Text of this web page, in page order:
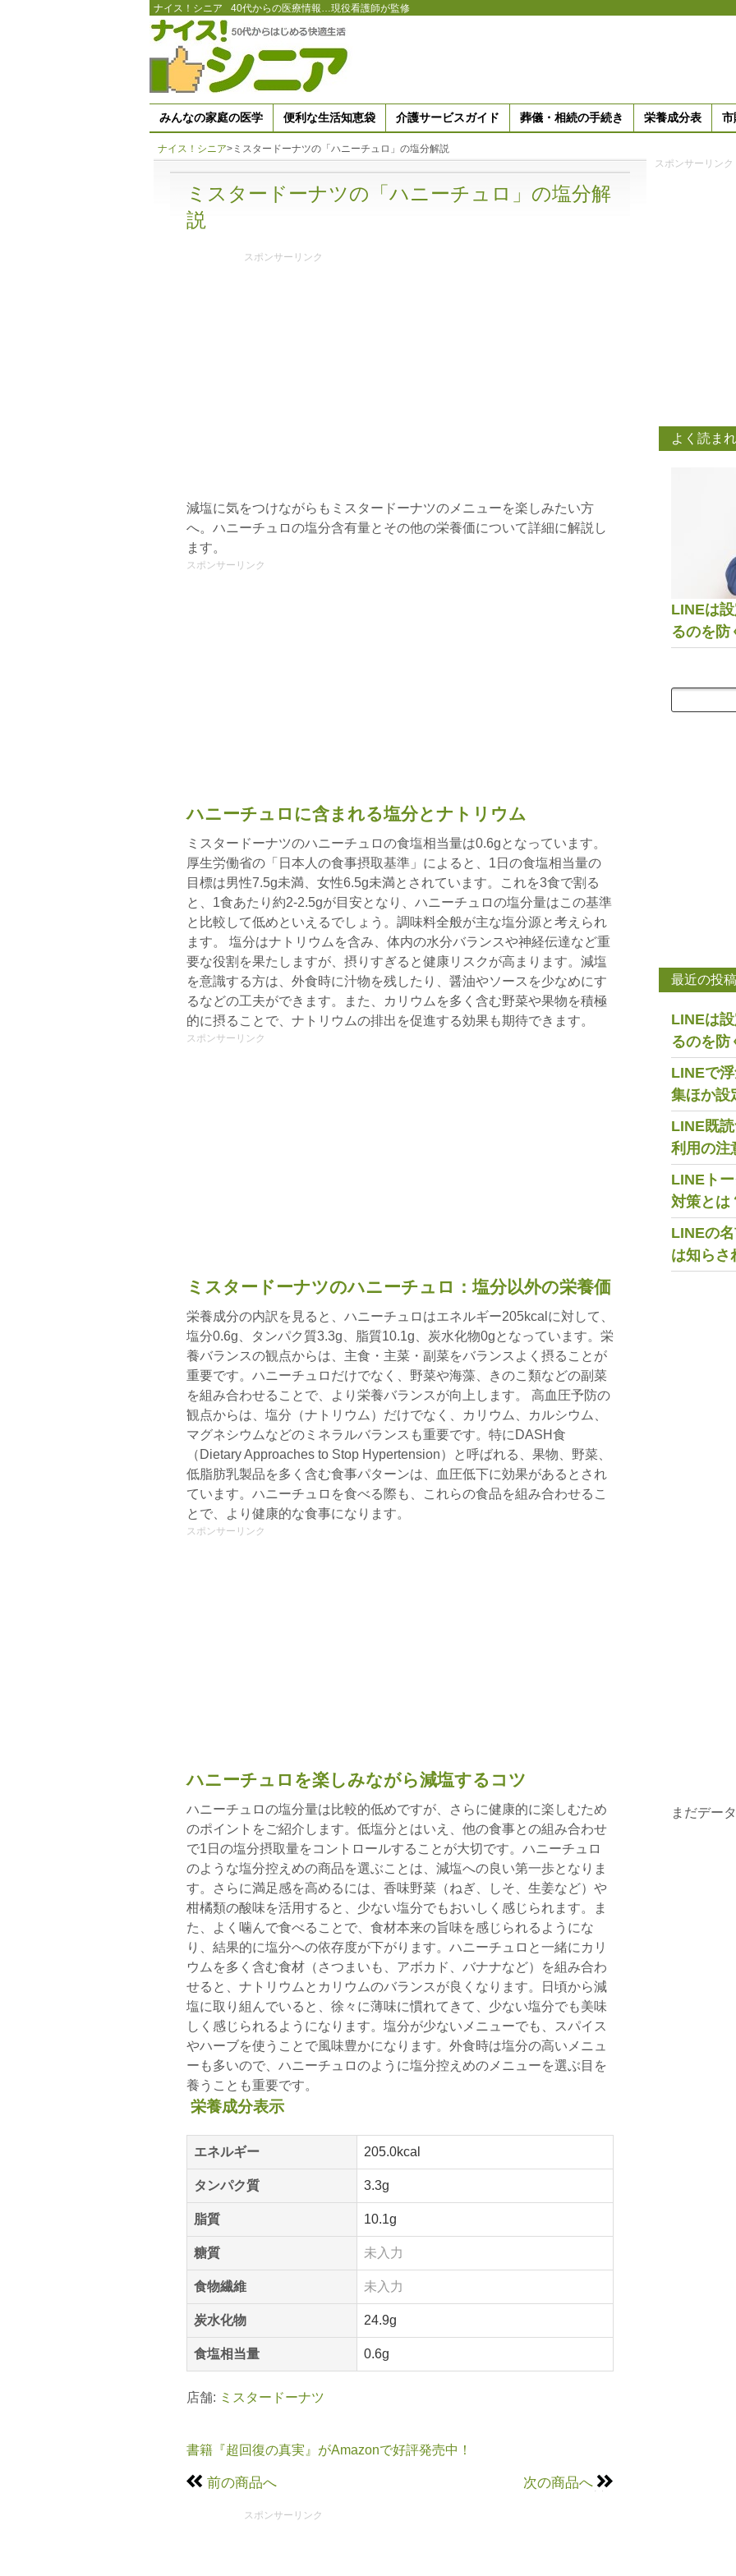
ナイス！シニア 40代からの医療情報…現役看護師が監修
みんなの家庭の医学 便利な生活知恵袋 介護サービスガイド 葬儀・相続の手続き 栄養成分表 市
ナイス！シニア> ミスタードーナツの「ハニーチュロ」の塩分解説
ミスタードーナツの「ハニーチュロ」の塩分解
説
スポンサーリンク
減塩に気をつけながらもミスタードーナツのメニューを楽しみたい方
へ。ハニーチュロの塩分含有量とその他の栄養価について詳細に解説し
ます。
スポンサーリンク
ハニーチュロに含まれる塩分とナトリウム
ミスタードーナツのハニーチュロの食塩相当量は0.6gとなっています。
厚生労働省の「日本人の食事摂取基準」によると、1日の食塩相当量の
目標は男性7.5g未満、女性6.5g未満とされています。これを3食で割る
と、1食あたり約2-2.5gが目安となり、ハニーチュロの塩分量はこの基準
と比較して低めといえるでしょう。調味料全般が主な塩分源と考えられ
ます。 塩分はナトリウムを含み、体内の水分バランスや神経伝達など重
要な役割を果たしますが、摂りすぎると健康リスクが高まります。減塩
を意識する方は、外食時に汁物を残したり、醤油やソースを少なめにす
るなどの工夫ができます。また、カリウムを多く含む野菜や果物を積極
的に摂ることで、ナトリウムの排出を促進する効果も期待できます。
スポンサーリンク
ミスタードーナツのハニーチュロ：塩分以外の栄養価
栄養成分の内訳を見ると、ハニーチュロはエネルギー205kcalに対して、
塩分0.6g、タンパク質3.3g、脂質10.1g、炭水化物0gとなっています。栄
養バランスの観点からは、主食・主菜・副菜をバランスよく摂ることが
重要です。ハニーチュロだけでなく、野菜や海藻、きのこ類などの副菜
を組み合わせることで、より栄養バランスが向上します。 高血圧予防の
観点からは、塩分（ナトリウム）だけでなく、カリウム、カルシウム、
マグネシウムなどのミネラルバランスも重要です。特にDASH食
（Dietary Approaches to Stop Hypertension）と呼ばれる、果物、野菜、
低脂肪乳製品を多く含む食事パターンは、血圧低下に効果があるとされ
ています。ハニーチュロを食べる際も、これらの食品を組み合わせるこ
とで、より健康的な食事になります。
スポンサーリンク
ハニーチュロを楽しみながら減塩するコツ
ハニーチュロの塩分量は比較的低めですが、さらに健康的に楽しむため
のポイントをご紹介します。低塩分とはいえ、他の食事との組み合わせ
で1日の塩分摂取量をコントロールすることが大切です。ハニーチュロ
のような塩分控えめの商品を選ぶことは、減塩への良い第一歩となりま
す。さらに満足感を高めるには、香味野菜（ねぎ、しそ、生姜など）や
柑橘類の酸味を活用すると、少ない塩分でもおいしく感じられます。ま
た、よく噛んで食べることで、食材本来の旨味を感じられるようにな
り、結果的に塩分への依存度が下がります。ハニーチュロと一緒にカリ
ウムを多く含む食材（さつまいも、アボカド、バナナなど）を組み合わ
せると、ナトリウムとカリウムのバランスが良くなります。日頃から減
塩に取り組んでいると、徐々に薄味に慣れてきて、少ない塩分でも美味
しく感じられるようになります。塩分が少ないメニューでも、スパイス
やハーブを使うことで風味豊かになります。外食時は塩分の高いメニュ
ーも多いので、ハニーチュロのように塩分控えめのメニューを選ぶ目を
養うことも重要です。
栄養成分表示
エネルギー 205.0kcal
タンパク質 3.3g
脂質 10.1g
糖質 未入力
食物繊維 未入力
炭水化物 24.9g
食塩相当量 0.6g
店舗: ミスタードーナツ
書籍『超回復の真実』がAmazonで好評発売中！
前の商品へ 次の商品へ
スポンサーリンク
スポンサーリンク
よく読ま
LINEは
るのを防
最近の投稿
LINEは
るのを防
LINEで
集ほか設
LINE既
利用の注
LINEト
対策とは
LINEの
は知らさ
まだデー